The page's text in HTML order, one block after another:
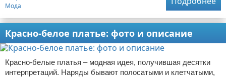
Мода
Красно-белое платье: фото и описание
Красно-белые платья – модная идея, получившая десятки
интерпретаций. Наряды бывают полосатыми и клетчатыми,